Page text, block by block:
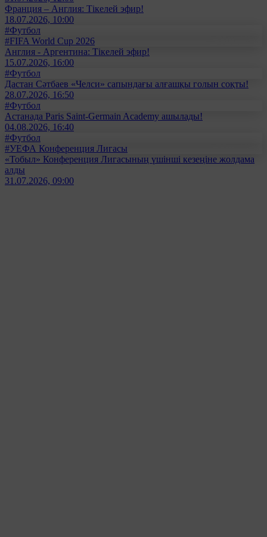
Франция – Англия: Тікелей эфир!
18.07.2026, 10:00
#Футбол
#FIFA World Cup 2026
Англия - Аргентина: Тікелей эфир!
15.07.2026, 16:00
#Футбол
Дастан Сәтбаев «Челси» сапындағы алғашқы голын соқты!
28.07.2026, 16:50
#Футбол
Астанада Paris Saint-Germain Academy ашылады!
04.08.2026, 16:40
#Футбол
#УЕФА Конференция Лигасы
«Тобыл» Конференция Лигасының үшінші кезеңіне жолдама
алды
31.07.2026, 09:00